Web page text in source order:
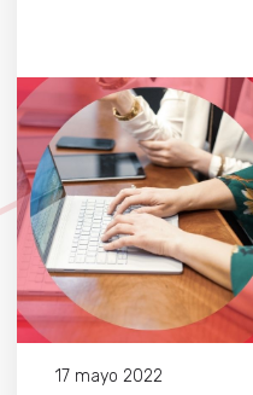
17 mayo 2022